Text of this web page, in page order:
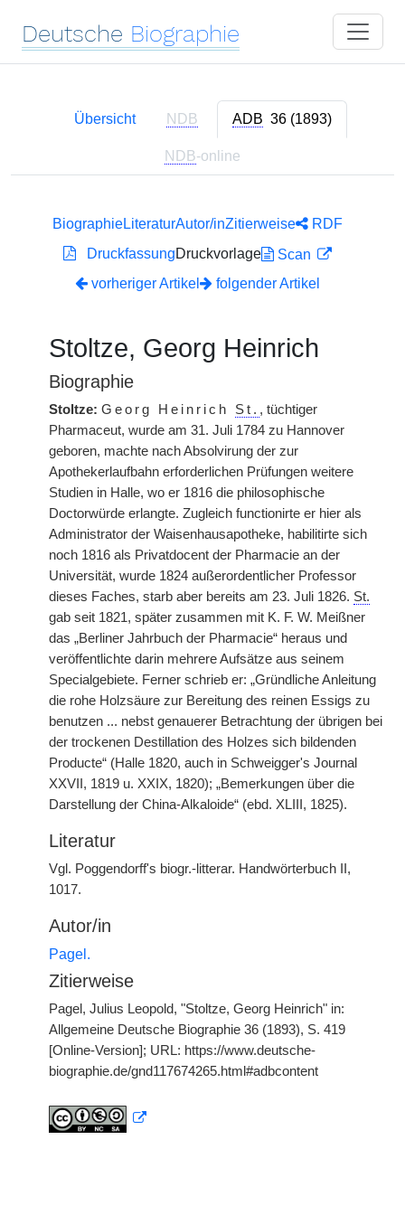
Deutsche Biographie
Übersicht NDB ADB 36 (1893)
NDB-online
BiographieLiteraturAutor/inZitierweise
RDF
DruckfassungDruckvorlage
Scan
vorheriger Artikel
folgender Artikel
Stoltze, Georg Heinrich
Biographie
Stoltze: Georg Heinrich St. , tüchtiger
Pharmaceut, wurde am 31. Juli 1784 zu Hannover
geboren, machte nach Absolvirung der zur
Apothekerlaufbahn erforderlichen Prüfungen weitere
Studien in Halle, wo er 1816 die philosophische
Doctorwürde erlangte. Zugleich functionirte er hier als
Administrator der Waisenhausapotheke, habilitirte sich
noch 1816 als Privatdocent der Pharmacie an der
Universität, wurde 1824 außerordentlicher Professor
dieses Faches, starb aber bereits am 23. Juli 1826. St.
gab seit 1821, später zusammen mit K. F. W. Meißner
das „Berliner Jahrbuch der Pharmacie“ heraus und
veröffentlichte darin mehrere Aufsätze aus seinem
Specialgebiete. Ferner schrieb er: „Gründliche Anleitung
die rohe Holzsäure zur Bereitung des reinen Essigs zu
benutzen ... nebst genauerer Betrachtung der übrigen bei
der trockenen Destillation des Holzes sich bildenden
Producte“ (Halle 1820, auch in Schweigger's Journal
XXVII, 1819 u. XXIX, 1820); „Bemerkungen über die
Darstellung der China-Alkaloide“ (ebd. XLIII, 1825).
Literatur
Vgl. Poggendorff's biogr.-litterar. Handwörterbuch II,
1017.
Autor/in
Pagel.
Zitierweise
Pagel, Julius Leopold, "Stoltze, Georg Heinrich" in:
Allgemeine Deutsche Biographie 36 (1893), S. 419
[Online-Version]; URL: https://www.deutsche-
biographie.de/gnd117674265.html#adbcontent